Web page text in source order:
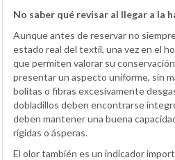
No saber qué revisar al llegar a la
Aunque antes de reservar no
estado real del textil, una vez en el
que permiten valorar su
presentar un aspecto uniforme, sin
bolitas o fibras excesivamente
dobladillos deben encontrarse
deben mantener una buena
rígidas o ásperas.
El olor también es un indicador